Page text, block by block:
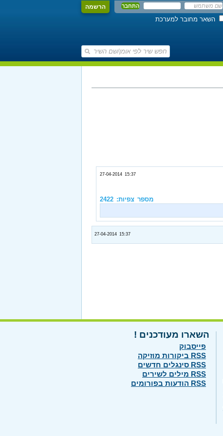
הרשמה
השאר מחובר למערכת
27-04-2014 15:37
מספר צפיות: 2422
27-04-2014 15:37
השארו מעודכנים !
פייסבוק
RSS ביקורות מוזיקה
RSS סינגלים חדשים
RSS מילים לשירים
RSS הודעות בפורומים